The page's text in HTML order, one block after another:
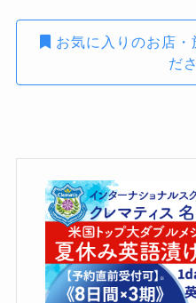
お気に入りのお店・
だ